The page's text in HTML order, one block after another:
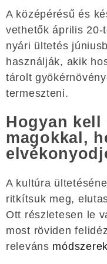
A középérésű és
vethetők április 20-
nyári ültetés
használják, akik
tárolt
termeszteni.
Hogyan kell
magokkal,
A kultúra
ritkítsuk meg,
Ott részletesen le
most röviden
releváns